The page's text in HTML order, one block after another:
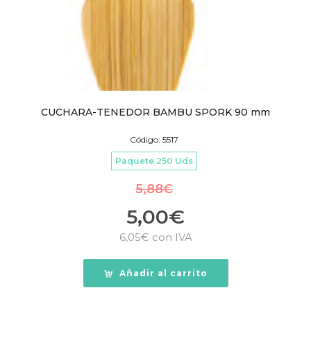
CUCHARA-TENEDOR BAMBU SPORK 90 mm
Código: 5517
Paquete 250 Uds
5,88€
5,00€
6,05€ con IVA
Añadir al carrito